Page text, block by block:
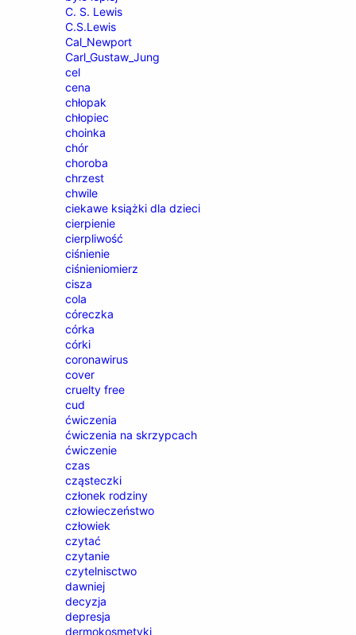
C. S. Lewis
C.S.Lewis
Cal_Newport
Carl_Gustaw_Jung
cel
cena
chłopak
chłopiec
choinka
chór
choroba
chrzest
chwile
ciekawe książki dla dzieci
cierpienie
cierpliwość
ciśnienie
ciśnieniomierz
cisza
cola
córeczka
córka
córki
coronawirus
cover
cruelty free
cud
ćwiczenia
ćwiczenia na skrzypcach
ćwiczenie
czas
cząsteczki
członek rodziny
człowieczeństwo
człowiek
czytać
czytanie
czytelnisctwo
dawniej
decyzja
depresja
dermokosmetyki